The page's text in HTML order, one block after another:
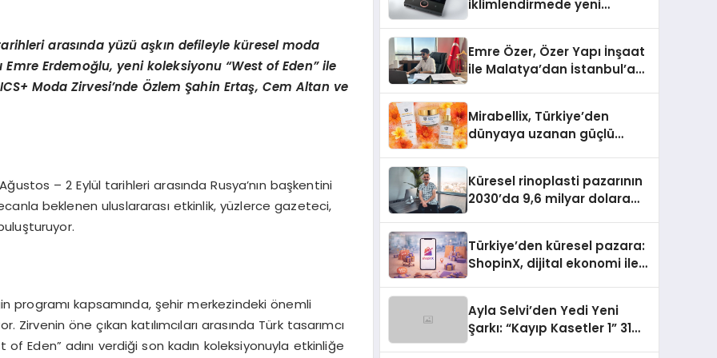
arasında yüzüaşkın defileyle küresel moda
ıEmre Erdemoğlu, yeni koleksiyonu “West of Eden”ile
Moda Zirvesi’nde ÖzlemŞahin Ertaş, Cem Altan ve
– 2 Eylül tarihleri arasında Rusya’nın başkentini
beklenen uluslararası etkinlik, yüzlerce gazeteci,
programı kapsamında, şehir merkezindeki önemli
öne çıkan katılımcıları arasında Türk tasarımcı
Eden” adını verdiği son kadın koleksiyonuyla etkinliğe
iklimlendirmede yeni
Emre Özer, Özer Yapı İnşaat
ile Malatya’dan İstanbul’a
Mirabellix, Türkiye’den
dünyaya uzanan güçlü
Küresel rinoplasti pazarının
2030’da 9,6 milyar dolara
Türkiye’den küresel pazara:
ShopinX, dijital ekonomi ile
Ayla Selvi’den Yedi Yeni
Şarkı: “Kayıp Kasetler 1” 31